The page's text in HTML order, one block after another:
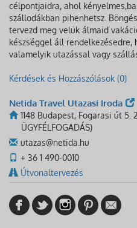
célpontjaidra, ahol
szállodákban pihenhetsz.
tervezd meg velük álmaid
készséggel áll rendelkezésedre,
valamelyik utazással vagy
Kérdések és Hozzászólások (0)
Netida Travel Utazasi Iroda
1148 Budapest, Fogarasi út 5.
ÜGYFÉLFOGADÁS)
utazas@netida.hu
+ 36 1 490-0010
Útvonaltervezés